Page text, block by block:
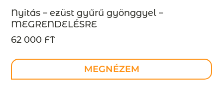
Nyitás – ezüst gyűrű gyönggyel –
MEGRENDELÉSRE
62 000 FT
MEGNÉZEM